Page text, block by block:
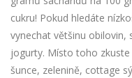
cukru! Pokud hledáte
vynechat většinu obilovin,
jogurty. Místo toho
šunce, zelenině, cottage